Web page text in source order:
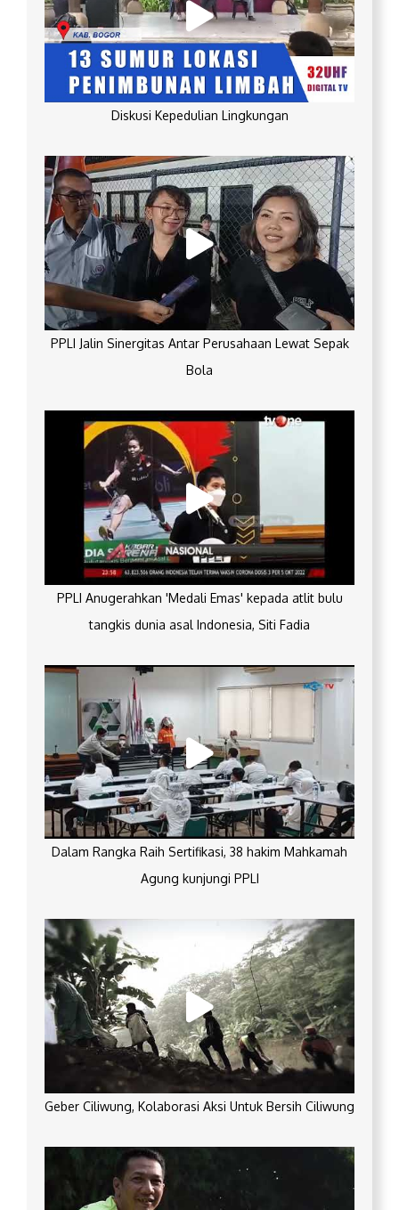
Diskusi Kepedulian Lingkungan
PPLI Jalin Sinergitas Antar Perusahaan Lewat Sepak
Bola
PPLI Anugerahkan 'Medali Emas' kepada atlit bulu
tangkis dunia asal Indonesia, Siti Fadia
Dalam Rangka Raih Sertifikasi, 38 hakim Mahkamah
Agung kunjungi PPLI
Geber Ciliwung, Kolaborasi Aksi Untuk Bersih Ciliwung